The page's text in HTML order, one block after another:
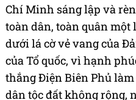
Chí Minh sáng lập và
toàn dân, toàn quân một
dưới lá cờ vẻ vang của
của Tổ quốc, vì hạnh
thắng Điện Biên Phủ
dân tộc đất không rộng,